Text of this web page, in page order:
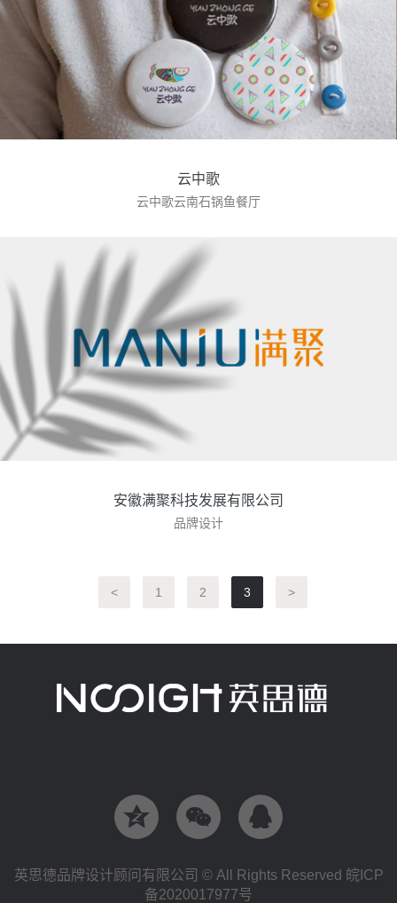
云中歌
云中歌云南石锅鱼餐厅
安徽满聚科技发展有限公司
品牌设计
< 1 2 3 >
  
英思德品牌设计顾问有限公司 © All Rights Reserved 皖ICP
备2020017977号